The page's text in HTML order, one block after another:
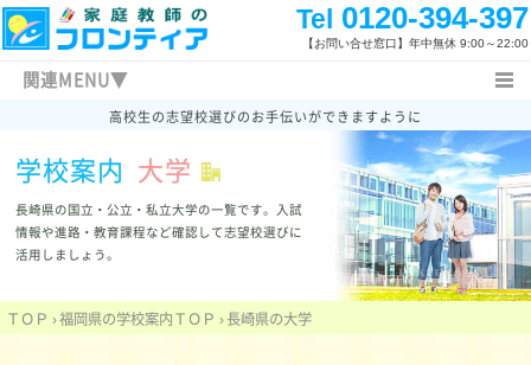
Tel 0120-394-397
【お問い合せ窓口】 年中無休 9:00～22:00
関連MENU▼
ＴＯＰ 長崎県の学校
長崎県の大学
長崎県の短大
大学入試情報
高校生コース
特長と概要
料金システム
よくあるご質問
指導体制
指導地域
授業開始の流れ
家庭教師体験記
指導報告書
指導方法
関連キーワード
新着情報
高校生の志望校選びのお手伝いができますように
学校案内 大学
長崎県の国立・公立・私立大学の一覧です。 入試
情報や進路・教育課程など確認して志望校選びに
活用しましょう。
ＴＯＰ ›福岡県の学校案内ＴＯＰ ›長崎県の大学